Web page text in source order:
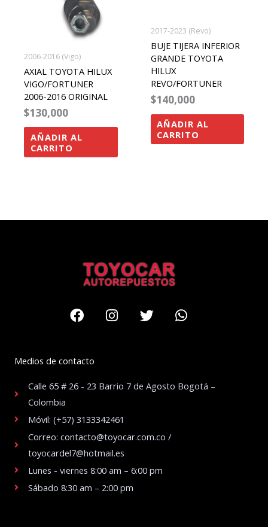
2006-2016 (Vigo)
AXIAL TOYOTA HILUX
VIGO/FORTUNER
2006-2016 ORIGINAL
$130,000
AÑADIR AL
CARRITO
2017-2023 (Revo)
BUJE TIJERA INFERIOR
GRANDE TOYOTA
HILUX
REVO/FORTUNER
$140,000
AÑADIR AL
CARRITO
FacebookInstagram
TwitterWhatsapp
Medios de contacto
Calle 65 # 26 - 23 Barrio 7 de Agosto Bogotá –
Colombia
Móvil: (+57) 3133342461
Correo: contacto@toyocar.com.co /
toyocardel7@hotmail.es
Lunes - viernes 8:00 am – 6:00 pm
Sábado 8:30 am – 2:00 pm